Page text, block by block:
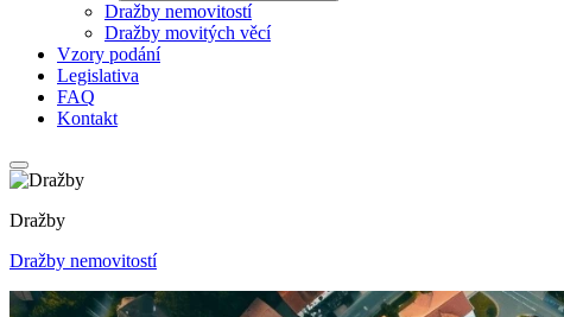
Dražby nemovitostí
Dražby movitých věcí
Vzory podání
Legislativa
FAQ
Kontakt
Dražby
Dražby nemovitostí